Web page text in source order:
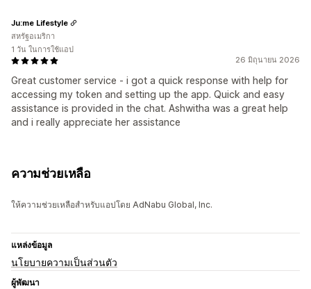
26 มิถุนายน 2026
Great customer service - i got a quick response with help for
accessing my token and setting up the app. Quick and easy
assistance is provided in the chat. Ashwitha was a great help
and i really appreciate her assistance
Ju:me Lifestyle
สหรัฐอเมริกา
1 วัน ในการใช้แอป
ความช่วยเหลือ
ให้ความช่วยเหลือสำหรับแอปโดย AdNabu Global, Inc.
แหล่งข้อมูล
นโยบายความเป็นส่วนตัว
ผู้พัฒนา